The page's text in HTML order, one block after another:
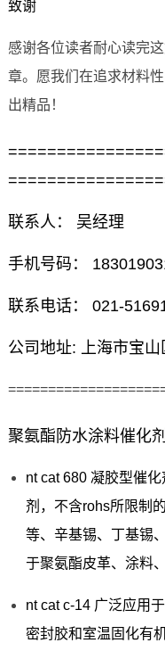
致谢
感谢各位读者耐心读完
章。愿我们在追求材料
出精品！
联系人： 吴经理
手机号码：
联系电话： 021-
公司地址: 上海市宝
聚氨酯防水涂料催化
nt cat 680 凝胶型催
剂，不含rohs所限制
等、辛基锡、丁基锡
于聚氨酯皮革、涂料
nt cat c-14 广泛应用
密封胶和室温固化有